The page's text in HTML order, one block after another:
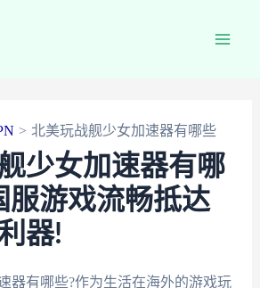
北美玩战舰少女加速器有哪些
少女加速器有哪
服游戏流畅抵达
器!
器有哪些?作为生活在海外的游戏玩